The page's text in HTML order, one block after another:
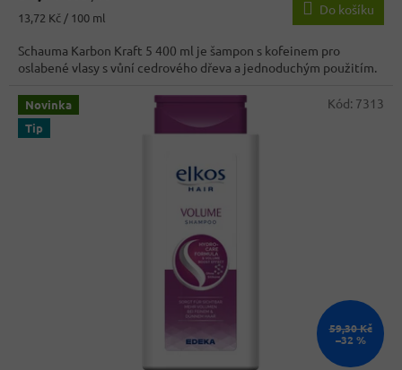
Měrná
13,72 Kč / 100 ml
Do košíku
Schauma Karbon Kraft 5 400 ml je šampon s kofeinem pro
oslabené vlasy s vůní cedrového dřeva a jednoduchým použitím.
Novinka
Tip
59,30 Kč
–32 %
Kód: 7313